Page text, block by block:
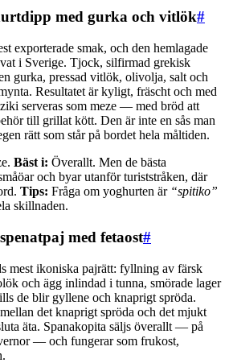
med gurka och vitlök#
exporterade smak, och den hemlagade
i Sverige. Tjock, silfirmad grekisk
gurka, pressad vitlök, olivolja, salt och
Resultatet är kyligt, fräscht och med
serveras som meze — med bröd att
till grillat kött. Den är inte en sås man
rätt som står på bordet hela måltiden.
Bäst i: Överallt. Men de bästa
och byar utanför turiststråken, där
Tips: Fråga om yoghurten är “spitiko”
skillnaden.
med fetaost#
mest ikoniska pajrätt: fyllning av färsk
och ägg inlindad i tunna, smörade lager
de blir gyllene och knaprigt spröda.
det knaprigt spröda och det mjukt
äta. Spanakopita säljs överallt — på
— och fungerar som frukost,